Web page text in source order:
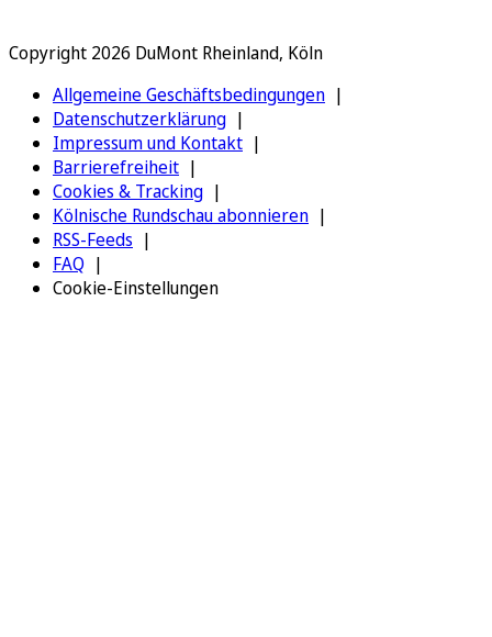
Copyright 2026 DuMont Rheinland, Köln
Allgemeine Geschäftsbedingungen
Datenschutzerklärung
Impressum und Kontakt
Barrierefreiheit
Cookies & Tracking
Kölnische Rundschau abonnieren
RSS-Feeds
FAQ
Cookie-Einstellungen